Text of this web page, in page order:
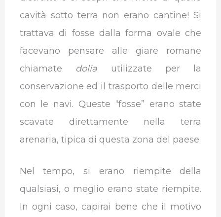
cavità sotto terra non erano cantine! Si
trattava di fosse dalla forma ovale che
facevano pensare alle giare romane
chiamate dolia utilizzate per la
conservazione ed il trasporto delle merci
con le navi. Queste “fosse” erano state
scavate direttamente nella terra
arenaria, tipica di questa zona del paese.
Nel tempo, si erano riempite della
qualsiasi, o meglio erano state riempite.
In ogni caso, capirai bene che il motivo